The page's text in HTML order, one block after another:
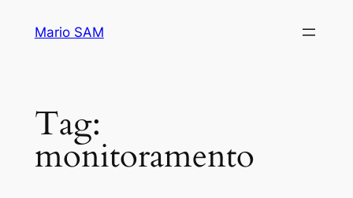
Mario SAM
Tag:
monitoramento